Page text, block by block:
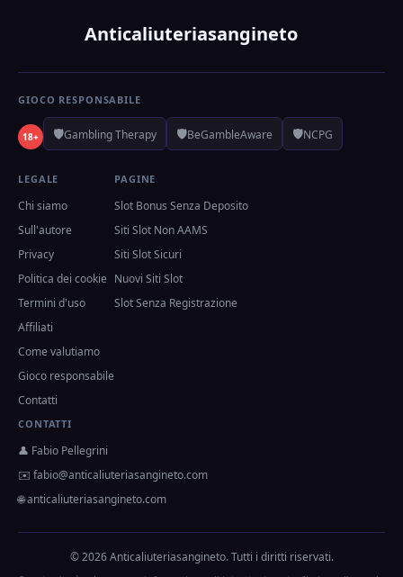
Anticaliuteriasangineto
GIOCO RESPONSABILE
18+ 🛡️Gambling Therapy 🛡️BeGambleAware 🛡️NCPG
LEGALE
Chi siamo
Sull'autore
Privacy
Politica dei cookie
Termini d'uso
Affiliati
Come valutiamo
Gioco responsabile
Contatti
PAGINE
Slot Bonus Senza Deposito
Siti Slot Non AAMS
Siti Slot Sicuri
Nuovi Siti Slot
Slot Senza Registrazione
CONTATTI
👤 Fabio Pellegrini
✉️ fabio@anticaliuteriasangineto.com
🌐 anticaliuteriasangineto.com
© 2026 Anticaliuteriasangineto. Tutti i diritti riservati.